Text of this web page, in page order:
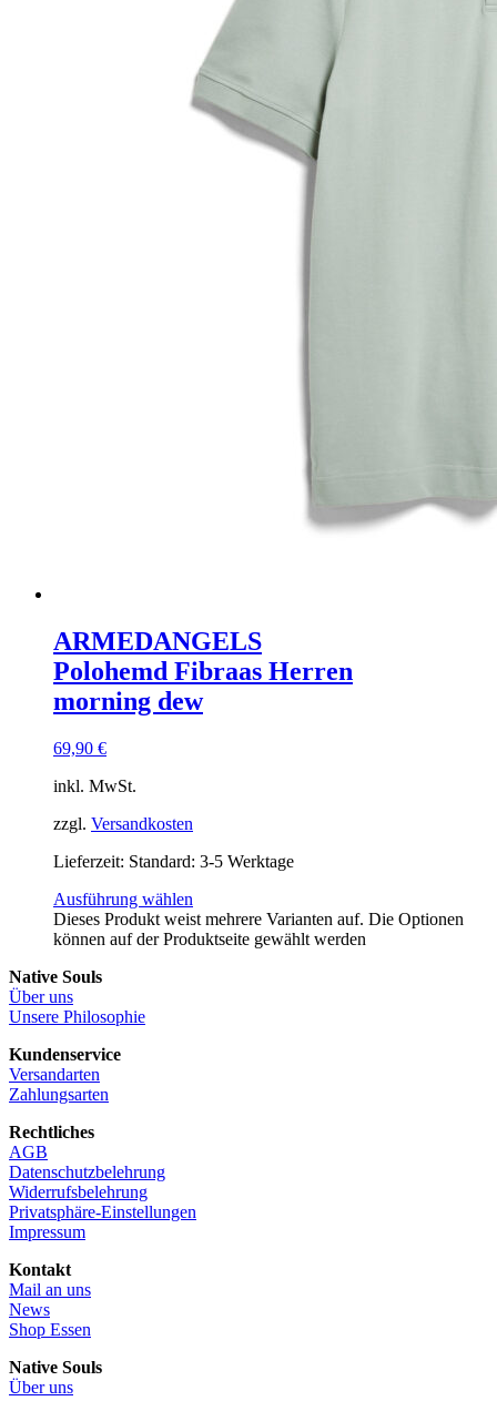
ARMEDANGELS
Polohemd Fibraas Herren
morning dew
69,90 €
inkl. MwSt.
zzgl. Versandkosten
Lieferzeit: Standard: 3-5 Werktage
Ausführung wählen
Dieses Produkt weist mehrere Varianten auf. Die Optionen
können auf der Produktseite gewählt werden
Native Souls
Über uns
Unsere Philosophie
Kundenservice
Versandarten
Zahlungsarten
Rechtliches
AGB
Datenschutzbelehrung
Widerrufsbelehrung
Privatsphäre-Einstellungen
Impressum
Kontakt
Mail an uns
News
Shop Essen
Native Souls
Über uns